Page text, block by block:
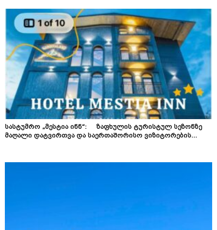
სასტუმრო „მესტია ინნ“: ზაფხულის ტურისტულ სეზონზე
მაღალი დატვირთვა და საერთაშორისო ვიზიტორების...